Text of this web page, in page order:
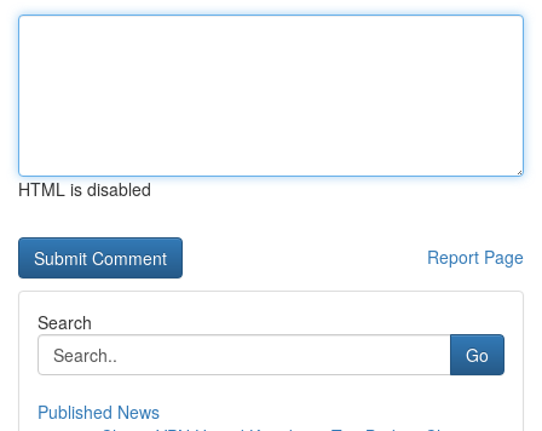
HTML is disabled
Report Page
Search
Go
Published News